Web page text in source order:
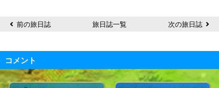
前の旅日誌 旅日誌一覧 次の旅日誌
コメント